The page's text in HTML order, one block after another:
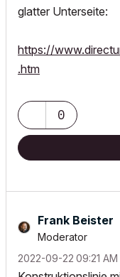
glatter Unterseite:
https://
.htm
0
Frank Beister
Moderator
‎2022-09-22 09:21 AM